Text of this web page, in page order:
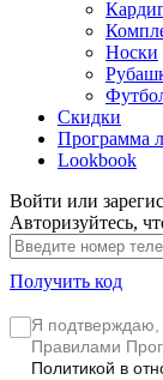
Носки
Скидки
Программа
Lookbook
Войти или
Авторизуйтесь,
Получить код
Я подтверждаю,
Правилами
Политикой в